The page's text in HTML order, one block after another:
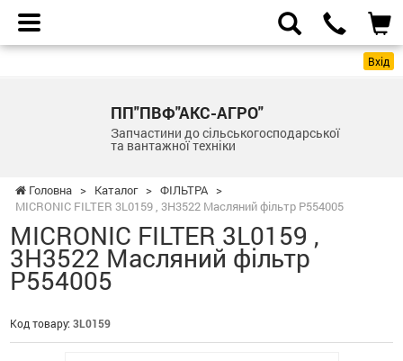
Вхід
ПП"ПВФ"АКС-АГРО"
Запчастини до сільськогосподарської
та вантажної техніки
Головна > Каталог > ФІЛЬТРА >
MICRONIC FILTER 3L0159 , 3H3522 Масляний фільтр P554005
MICRONIC FILTER 3L0159 ,
3H3522 Масляний фільтр
P554005
Код товару: 3L0159